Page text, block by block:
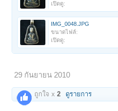
เปิดดู:
IMG_0048.JPG
ขนาดไฟล์:
เปิดดู:
29 กันยายน 2010
ถูกใจ x2 ดูรายการ